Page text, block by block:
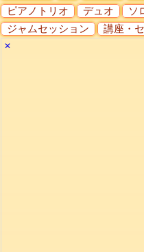
ピアノトリオ
デュオ ソ
ジャムセッション
講座・
✕